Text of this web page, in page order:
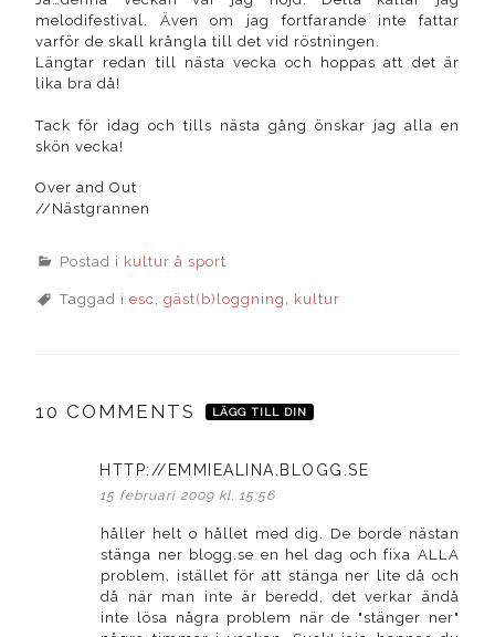
melodifestival. Även om jag fortfarande inte fattar
varför de skall krångla till det vid röstningen.
Längtar redan till nästa vecka och hoppas att det är
lika bra då!
Tack för idag och tills nästa gång önskar jag alla en
skön vecka!
Over and Out
//Nästgrannen
Postad i kultur å sport
Taggad iesc ,gäst(b)loggning , kultur
10 COMMENTS LÄGG TILL DIN
HTTP://EMMIEALINA.BLOGG.SE
15 februari 2009 kl. 15:56
håller helt o hållet med dig. De borde nästan
stänga ner blogg.se en hel dag och fixa ALLA
problem, istället för att stänga ner lite då och
då när man inte är beredd, det verkar ändå
inte lösa några problem när de "stänger ner"